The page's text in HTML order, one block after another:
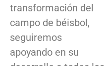
transformación del
campo de béisbol,
seguiremos
apoyando en su